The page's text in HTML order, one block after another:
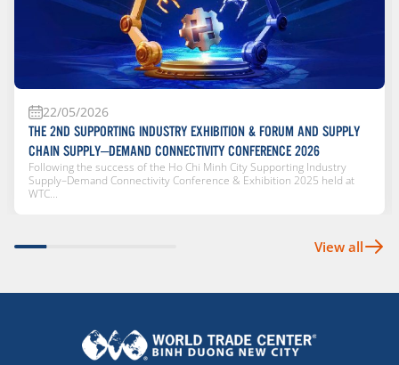
22/05/2026
THE 2ND SUPPORTING INDUSTRY EXHIBITION & FORUM AND SUPPLY
CHAIN SUPPLY–DEMAND CONNECTIVITY CONFERENCE 2026
Following the success of the Ho Chi Minh City Supporting Industry
Supply–Demand Connectivity Conference & Exhibition 2025 held at
WTC...
View all